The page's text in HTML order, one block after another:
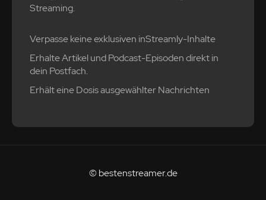
Streaming.
Verpasse keine exklusiven inStreamly-Inhalte
Erhalte Artikel und Podcast-Episoden direkt in
dein Postfach.
Erhält eine Dosis ausgewählter Nachrichten
© bestenstreamer.de